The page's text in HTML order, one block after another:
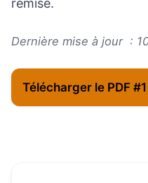
remise.
Dernière mise à jour :
Télécharger le PDF #1